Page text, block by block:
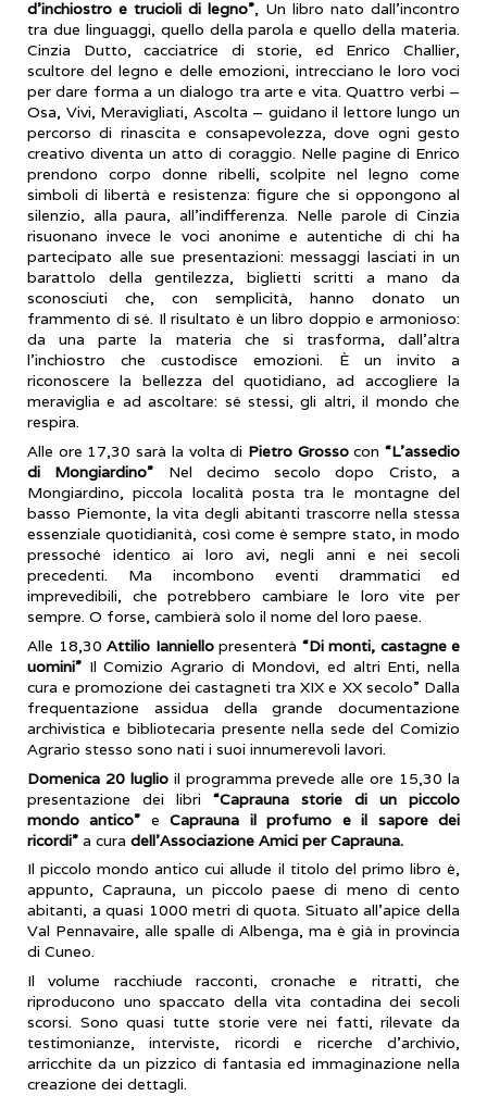
d’inchiostro e trucioli di legno”, Un libro nato dall’incontro
tra due linguaggi, quello della parola e quello della materia.
Cinzia Dutto, cacciatrice di storie, ed Enrico Challier,
scultore del legno e delle emozioni, intrecciano le loro voci
per dare forma a un dialogo tra arte e vita. Quattro verbi –
Osa, Vivi, Meravigliati, Ascolta – guidano il lettore lungo un
percorso di rinascita e consapevolezza, dove ogni gesto
creativo diventa un atto di coraggio. Nelle pagine di Enrico
prendono corpo donne ribelli, scolpite nel legno come
simboli di libertà e resistenza: figure che si oppongono al
silenzio, alla paura, all’indifferenza. Nelle parole di Cinzia
risuonano invece le voci anonime e autentiche di chi ha
partecipato alle sue presentazioni: messaggi lasciati in un
barattolo della gentilezza, biglietti scritti a mano da
sconosciuti che, con semplicità, hanno donato un
frammento di sé. Il risultato è un libro doppio e armonioso:
da una parte la materia che si trasforma, dall’altra
l’inchiostro che custodisce emozioni. È un invito a
riconoscere la bellezza del quotidiano, ad accogliere la
meraviglia e ad ascoltare: sé stessi, gli altri, il mondo che
respira.
Alle ore 17,30 sarà la volta di Pietro Grossocon “L’assedio
di Mongiardino” Nel decimo secolo dopo Cristo, a
Mongiardino, piccola località posta tra le montagne del
basso Piemonte, la vita degli abitanti trascorre nella stessa
essenziale quotidianità, così come è sempre stato, in modo
pressoché identico ai loro avi, negli anni e nei secoli
precedenti. Ma incombono eventi drammatici ed
imprevedibili, che potrebbero cambiare le loro vite per
sempre. O forse, cambierà solo il nome del loro paese.
Alle 18,30 Attilio Ianniello presenterà “Di monti, castagne e
uomini” Il Comizio Agrario di Mondovì, ed altri Enti, nella
cura e promozione dei castagneti tra XIX e XX secolo” Dalla
frequentazione assidua della grande documentazione
archivistica e bibliotecaria presente nella sede del Comizio
Agrario stesso sono nati i suoi innumerevoli lavori.
Domenica 20 luglioil programma prevede alle ore 15,30 la
presentazione dei libri “Caprauna storie di un piccolo
mondo antico” e Caprauna il profumo e il sapore dei
ricordi” a cura dell’Associazione Amici per Caprauna.
Il piccolo mondo antico cui allude il titolo del primo libro è,
appunto, Caprauna, un piccolo paese di meno di cento
abitanti, a quasi 1000 metri di quota. Situato all'apice della
Val Pennavaire, alle spalle di Albenga, ma è già in provincia
di Cuneo.
Il volume racchiude racconti, cronache e ritratti, che
riproducono uno spaccato della vita contadina dei secoli
scorsi. Sono quasi tutte storie vere nei fatti, rilevate da
testimonianze, interviste, ricordi e ricerche d'archivio,
arricchite da un pizzico di fantasia ed immaginazione nella
creazione dei dettagli.